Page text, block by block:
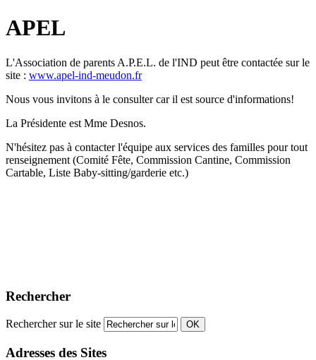
APEL
L'Association de parents A.P.E.L. de l'IND peut être contactée sur le
site : www.apel-ind-meudon.fr
Nous vous invitons à le consulter car il est source d'informations!
La Présidente est Mme Desnos.
N'hésitez pas à contacter l'équipe aux services des familles pour tout
renseignement (Comité Fête, Commission Cantine, Commission
Cartable, Liste Baby-sitting/garderie etc.)
Rechercher
Rechercher sur le site OK
Adresses des Sites